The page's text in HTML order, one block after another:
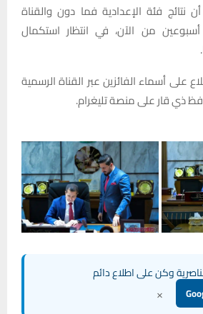
نتائج فئة الإعدادية فما دون والقناة
من الآن، في انتظار استكمال
على أسماء الفائزين عبر القناة الرسمية
ذي قار على منصة تليغرام.
وكن على اطلاع دائم
×